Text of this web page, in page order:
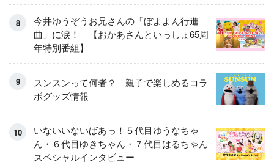
今井ゆうぞうお兄さんの「ぼよよん行進
曲」に涙！ 【おかあさんといっしょ65周
年特別番組】
スンスンって何者？ 親子で楽しめるコラ
ボグッズ情報
いないいないばあっ！５代目ゆうなちゃ
ん・６代目ゆきちゃん・７代目はるちゃん
スペシャルインタビュー